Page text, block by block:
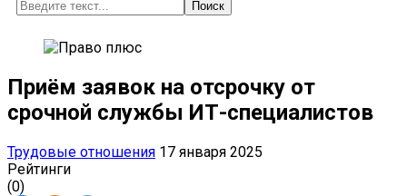
Поиск
Приём заявок на отсрочку от
срочной службы ИТ-специалистов
Трудовые отношения 17 января 2025
Рейтинги
(0)